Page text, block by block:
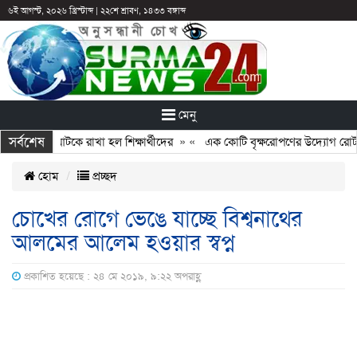
৬ই আগস্ট, ২০২৬ খ্রিস্টাব্দ| ২২শে শ্রাবণ, ১৪৩৩ বঙ্গাব্দ
মেনু
সর্বশেষ
পরও আটকে রাখা হল শিক্ষার্থীদের» «এক কোটি বৃক্ষরোপণের উদ্যোগ
হোম প্রচ্ছদ
চোখের রোগে ভেঙে যাচ্ছে বিশ্বনাথের
আলমের আলেম হওয়ার স্বপ্ন
প্রকাশিত হয়েছে : ২৪ মে ২০১৯, ৯:২২ অপরাহ্ণ